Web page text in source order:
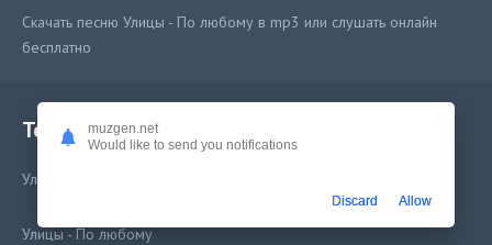
Скачать песню Улицы - По любому в mp3 или слушать онлайн
бесплатно
Текст песни
Улицы - По любому
Улицы - По любому
muzgen.net
Would like to send you notifications
Discard Allow